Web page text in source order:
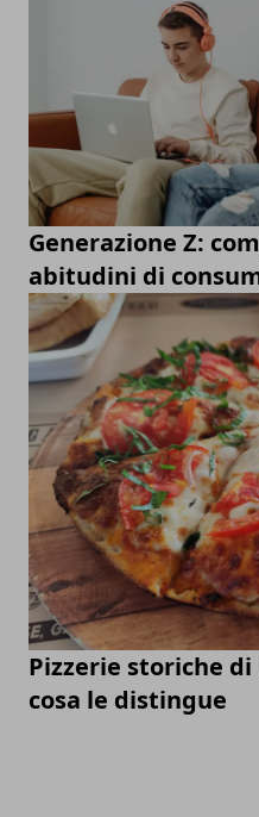
Generazione Z:
abitudini di
Pizzerie storiche
cosa le distingue